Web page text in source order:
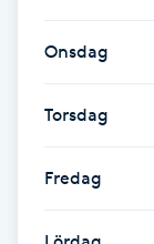
Fransk manikyr
Fransrengöring
Frekvensterapi
Friskvård
Onsdag
Torsdag
Fredag